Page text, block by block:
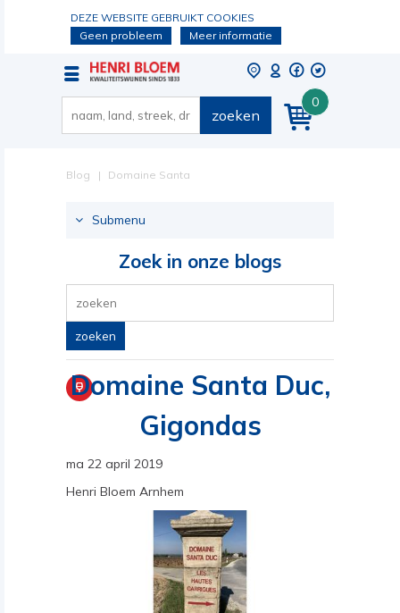
DEZE WEBSITE GEBRUIKT COOKIES
Geen probleem
Meer informatie
0
zoeken
Blog Domaine Santa
Submenu
Zoek in onze blogs
zoeken
Domaine Santa Duc,
Gigondas
ma 22 april 2019
Henri Bloem Arnhem